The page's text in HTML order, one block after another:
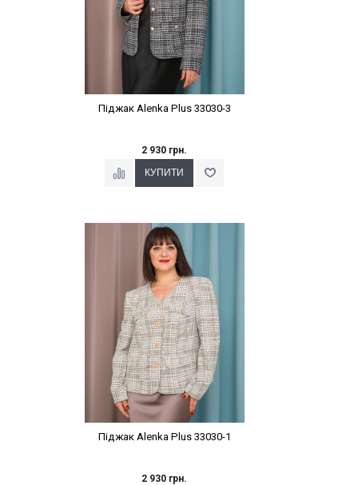
Піджак Alenka Plus 33030-3
2 930 грн.
Наклейки Варіант з %
Піджак Alenka Plus 33030-1
2 930 грн.